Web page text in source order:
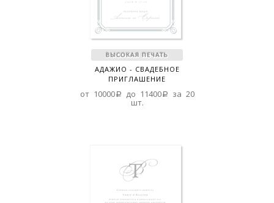
АДАЖИО - СВАДЕБНОЕ
ПРИГЛАШЕНИЕ
от 10000a до 11400a за 20
шт.